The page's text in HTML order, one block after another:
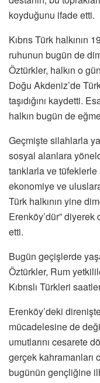
koyduğunu ifade etti.
Kıbrıs Türk halkının
ruhunun bugün de
Öztürkler, halkın o
Doğu Akdeniz’de
taşıdığını kaydetti.
halkın bugün de
Geçmişte silahlarla
sosyal alanlara
tanklarla ve tüfeklerle
ekonomiye ve
Türk halkının yine
Erenköy’dür”
etti.
Bugün geçişlerde
Öztürkler, Rum
Kıbrıslı Türkleri
Erenköy’deki
mücadelesine de
umutlarını cesarete
gerçek kahramanları
bugünün gençliğine